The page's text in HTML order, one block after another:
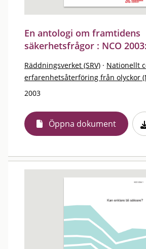
En antologi om framtidens
säkerhetsfrågor : NCO
Räddningsverket (SRV) · Nationellt
erfarenhetsåterföring från olyckor
2003
Öppna dokument